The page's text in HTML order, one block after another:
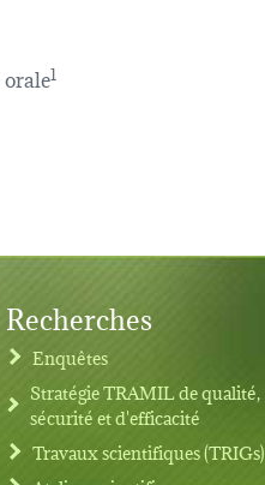
1
Recherches
Enquêtes
Stratégie TRAMIL de qualité,
sécurité et d'efficacité
Travaux scientifiques (TRIGs)